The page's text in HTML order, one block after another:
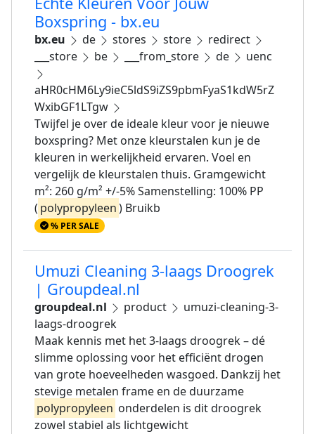
Boxspring - bx.eu
bx.eu de stores store
redirect
___store
be ___from_store de uenc
aHR0cHM6Ly9ieC5ldS9iZS9pbmFyaS1kdW5rZ
WxibGF1LTgw
Twijfel je over de ideale kleur voor je nieuwe
boxspring? Met onze kleurstalen kun je de
kleuren in werkelijkheid ervaren. Voel en
vergelijk de kleurstalen thuis. Gramgewicht
m²: 260 g/m² +/-5% Samenstelling: 100% PP
( polypropyleen) Bruikb
% PER SALE
Umuzi Cleaning 3-laags Droogrek
| Groupdeal.nl
groupdeal.nl product
umuzi-cleaning-3-
laags-droogrek
Maak kennis met het 3-laags droogrek – dé
slimme oplossing voor het efficiënt drogen
van grote hoeveelheden wasgoed. Dankzij het
stevige metalen frame en de duurzame
polypropyleen onderdelen is dit droogrek
zowel stabiel als lichtgewicht